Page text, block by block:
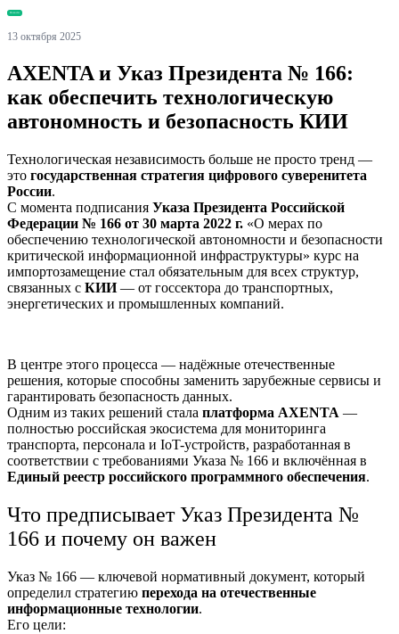
Новости
13 октября 2025
AXENTA и Указ Президента № 166:
как обеспечить технологическую
автономность и безопасность КИИ
Технологическая независимость больше не просто тренд —
это государственная стратегия цифрового суверенитета
России.
С момента подписания Указа Президента Российской
Федерации № 166 от 30 марта 2022 г. «О мерах по
обеспечению технологической автономности и безопасности
критической информационной инфраструктуры» курс на
импортозамещение стал обязательным для всех структур,
связанных с КИИ— от госсектора до транспортных,
энергетических и промышленных компаний.
В центре этого процесса — надёжные отечественные
решения, которые способны заменить зарубежные сервисы и
гарантировать безопасность данных.
Одним из таких решений стала платформа AXENTA —
полностью российская экосистема для мониторинга
транспорта, персонала и IoT-устройств, разработанная в
соответствии с требованиями Указа № 166 и включённая в
Единый реестр российского программного обеспечения.
Что предписывает Указ Президента №
166 и почему он важен
Указ № 166 — ключевой нормативный документ, который
определил стратегию перехода на отечественные
информационные технологии.
Его цели: